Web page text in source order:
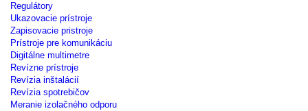
Regulátory
Ukazovacie prístroje
Zapisovacie pristroje
Prístroje pre komunikáciu
Digitálne multimetre
Revízne prístroje
Revízia inštalácií
Revízia spotrebičov
Meranie izolačného odporu